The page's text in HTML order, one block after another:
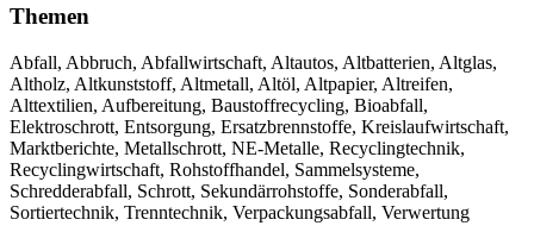
Themen
Abfall, Abbruch, Abfallwirtschaft, Altautos, Altbatterien, Altglas,
Altholz, Altkunststoff, Altmetall, Altöl, Altpapier, Altreifen,
Alttextilien, Aufbereitung, Baustoffrecycling, Bioabfall,
Elektroschrott, Entsorgung, Ersatzbrennstoffe, Kreislaufwirtschaft,
Marktberichte, Metallschrott, NE-Metalle, Recyclingtechnik,
Recyclingwirtschaft, Rohstoffhandel, Sammelsysteme,
Schredderabfall, Schrott, Sekundärrohstoffe, Sonderabfall,
Sortiertechnik, Trenntechnik, Verpackungsabfall, Verwertung